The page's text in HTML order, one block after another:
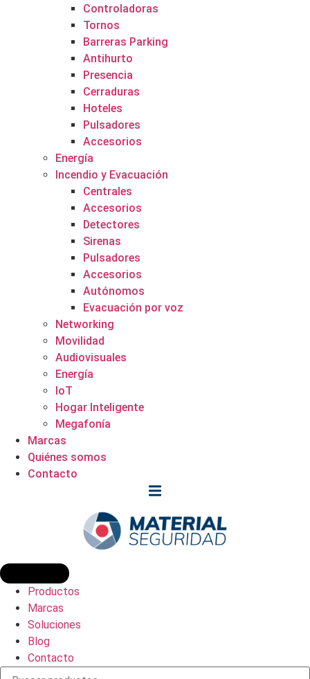
Controladoras
Tornos
Barreras Parking
Antihurto
Presencia
Cerraduras
Hoteles
Pulsadores
Accesorios
Energía
Incendio y Evacuación
Centrales
Accesorios
Detectores
Sirenas
Pulsadores
Accesorios
Autónomos
Evacuación por voz
Networking
Movilidad
Audiovisuales
Energía
IoT
Hogar Inteligente
Megafonía
Marcas
Quiénes somos
Contacto
Productos
Marcas
Soluciones
Blog
Contacto
Búsqueda